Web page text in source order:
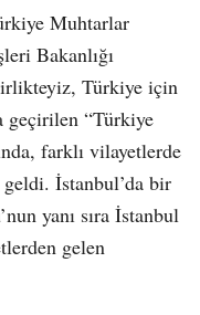
Muhtarlar
Bakanlığı
Türkiye için
geçirilen “Türkiye
farklı vilayetlerde
İstanbul’da bir
yanı sıra İstanbul
gelen